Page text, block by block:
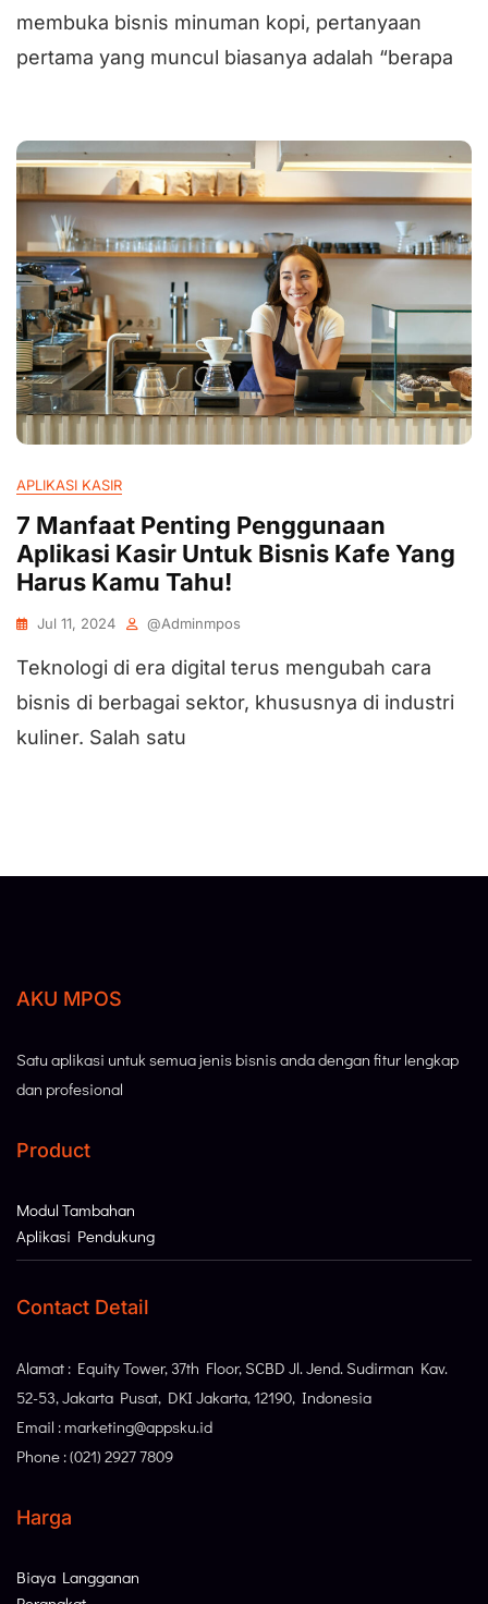
membuka bisnis minuman kopi, pertanyaan
pertama yang muncul biasanya adalah “berapa
APLIKASI KASIR
7 Manfaat Penting Penggunaan
Aplikasi Kasir Untuk Bisnis Kafe Yang
Harus Kamu Tahu!
Jul 11, 2024 @adminmpos
Teknologi di era digital terus mengubah cara
bisnis di berbagai sektor, khususnya di industri
kuliner. Salah satu
AKU MPOS
Satu aplikasi untuk semua jenis bisnis anda dengan fitur lengkap
dan profesional
Product
Modul Tambahan
Aplikasi Pendukung
Contact Detail
Alamat : Equity Tower, 37th Floor, SCBD Jl. Jend. Sudirman Kav.
52-53, Jakarta Pusat, DKI Jakarta, 12190, Indonesia
Email : marketing@appsku.id
Phone : (021) 2927 7809
Harga
Biaya Langganan